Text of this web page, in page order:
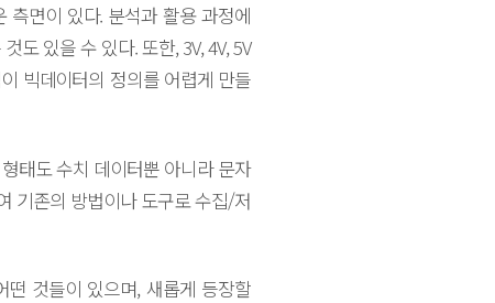
면이 있다. 분석과 활용 과정에
도 있을 수 있다. 또한, 3V, 4V, 5V
빅데이터의 정의를 어렵게 만들
태도 수치 데이터뿐 아니라 문자
기존의 방법이나 도구로 수집/저
떤 것들이 있으며, 새롭게 등장할